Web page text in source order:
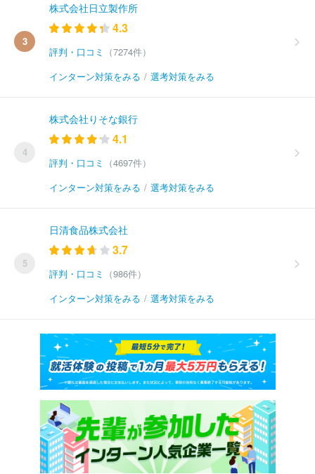
3
株式会社日立製作所
4.3
評判・口コミ
（7274件）
インターン対策をみる / 選考対策をみる
4
株式会社りそな銀行
4.1
評判・口コミ
（4697件）
インターン対策をみる / 選考対策をみる
5
日清食品株式会社
3.7
評判・口コミ
（986件）
インターン対策をみる / 選考対策をみる